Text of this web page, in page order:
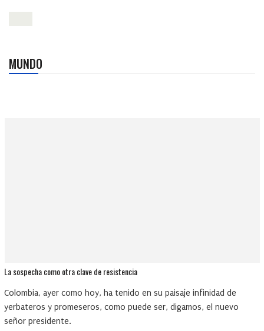
MUNDO
La sospecha como otra clave de resistencia
Colombia, ayer como hoy, ha tenido en su paisaje infinidad de
yerbateros y promeseros, como puede ser, digamos, el nuevo
señor presidente.